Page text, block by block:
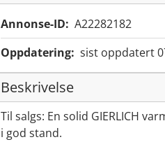
Annonse-ID: A22282182
Oppdatering: sist oppdatert
Beskrivelse
Til salgs: En solid GIERLICH
i god stand.